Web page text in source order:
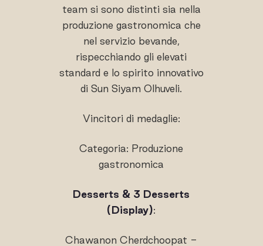
team si sono distinti sia nella
produzione gastronomica che
nel servizio bevande,
rispecchiando gli elevati
standard e lo spirito innovativo
di Sun Siyam Olhuveli.
Vincitori di medaglie:
Categoria: Produzione
gastronomica
Desserts & 3 Desserts
(Display):
Chawanon Cherdchoopat -